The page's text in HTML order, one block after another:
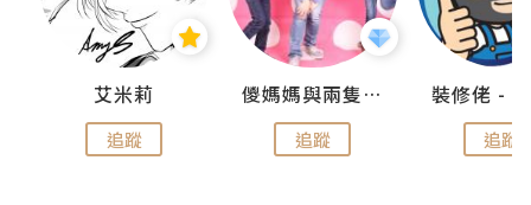
艾米莉
追蹤
儍媽媽與兩隻小魔怪之家
追蹤 追蹤